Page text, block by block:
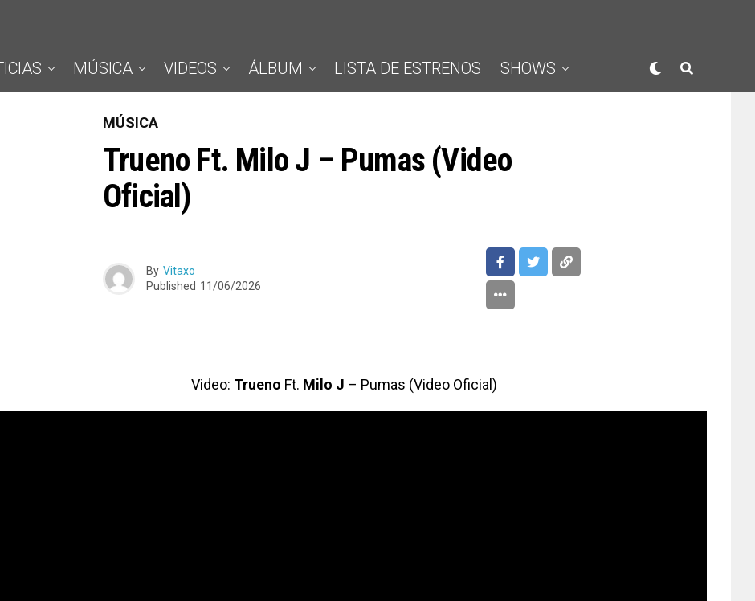
MÚSICA VIDEOS ÁLBUM LISTA DE ESTRENOS SHOWS
MÚSICA
Trueno Ft. Milo J – Pumas (Video
Oficial)
By Vitaxo
Published 11/06/2026
Video: Trueno Ft. Milo J – Pumas (Video Oficial)